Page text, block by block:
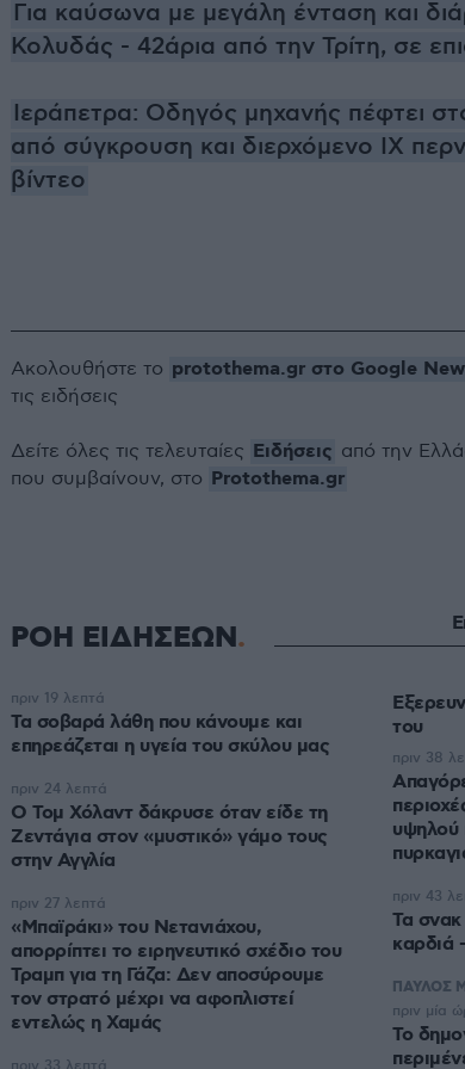
Για καύσωνα με μεγάλη ένταση και
Κολυδάς - 42άρια από την Τρίτη, σε
Ιεράπετρα: Οδηγός μηχανής πέφτει
από σύγκρουση και διερχόμενο ΙΧ
βίντεο
Ακολουθήστε το protothema.gr στο Google
τις ειδήσεις
Δείτε όλες τις τελευταίες Ειδήσεις από την
που συμβαίνουν, στο Protothema.gr
ΡΟΗ ΕΙΔΗΣΕΩΝ
Τα σοβαρά λάθη που κάνουμε και
επηρεάζεται η υγεία του σκύλου μας
πριν 19 λεπτά
Ο Τομ Χόλαντ δάκρυσε όταν είδε τη
Ζεντάγια στον «μυστικό» γάμο τους
στην Αγγλία
πριν 24 λεπτά
«Μπαϊράκι» του Νετανιάχου,
απορρίπτει το ειρηνευτικό σχέδιο του
Τραμπ για τη Γάζα: Δεν αποσύρουμε
τον στρατό μέχρι να αφοπλιστεί
εντελώς η Χαμάς
πριν 27 λεπτά
του
υψηλού
πριν 38
Τα
καρδιά
πριν 43
ΠΑΥΛΟΣ
Το
πριν μία